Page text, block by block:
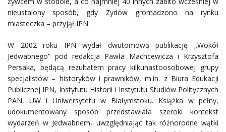
nieustalony sposób, gdy Żydów gromadzono na rynku
miasteczka – przyjął IPN.
W 2002 roku IPN wydał dwutomową publikację „Wokół
Jedwabnego” pod redakcja Pawła Machcewicza i Krzysztofa
Persaka, będącą rezultatem pracy kilkunastoosobowej grupy
specjalistów – historyków i prawników, m.in. z Biura Edukacji
Publicznej IPN, Instytutu Historii i Instytutu Studiów Politycznych
PAN, UW i Uniwersytetu w Białymstoku. Książka w pełny,
udokumentowany sposób przedstawiała szeroki kontekst
wydarzeń w Jedwabnem, uwzględniając tak różnorodne wątki